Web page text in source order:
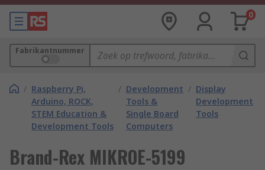
0
Fabrikantnummer
/ Raspberry Pi,
Arduino, ROCK,
STEM Education &
Development Tools
/ Development
Tools &
Single Board
Computers
/ Display
Development
Tools
Brand-Rex MIKROE-5199